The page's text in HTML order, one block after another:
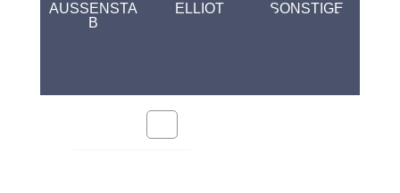
AUSSENSTA
B
ELLIOT SONSTIGE